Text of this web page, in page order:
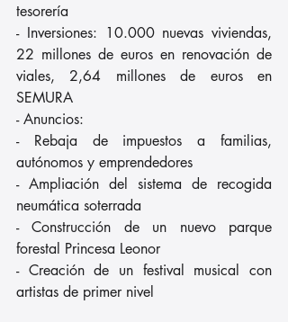
tesorería
- Inversiones: 10.000 nuevas viviendas,
22 millones de euros en renovación de
viales, 2,64 millones de euros en
SEMURA
- Anuncios:
- Rebaja de impuestos a familias,
autónomos y emprendedores
- Ampliación del sistema de recogida
neumática soterrada
- Construcción de un nuevo parque
forestal Princesa Leonor
- Creación de un festival musical con
artistas de primer nivel